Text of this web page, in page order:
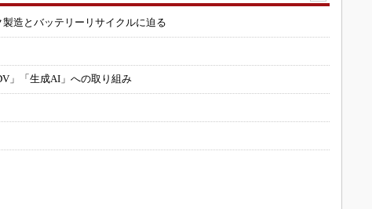
造とバッテリーリサイクルに迫る
」「生成AI」への取り組み